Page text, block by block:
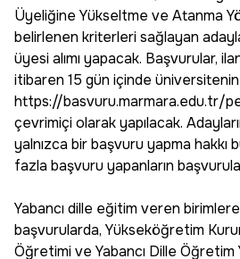
Üyeliğine Yükseltme ve Atanma
belirlenen kriterleri sağlayan
üyesi alımı yapacak. Başvurular,
itibaren 15 gün içinde üniversitenin
https://basvuru.marmara.edu.tr/
çevrimiçi olarak yapılacak.
yalnızca bir başvuru yapma hakkı
fazla başvuru yapanların
Yabancı dille eğitim veren
başvurularda, Yükseköğretim
Öğretimi ve Yabancı Dille Öğretim